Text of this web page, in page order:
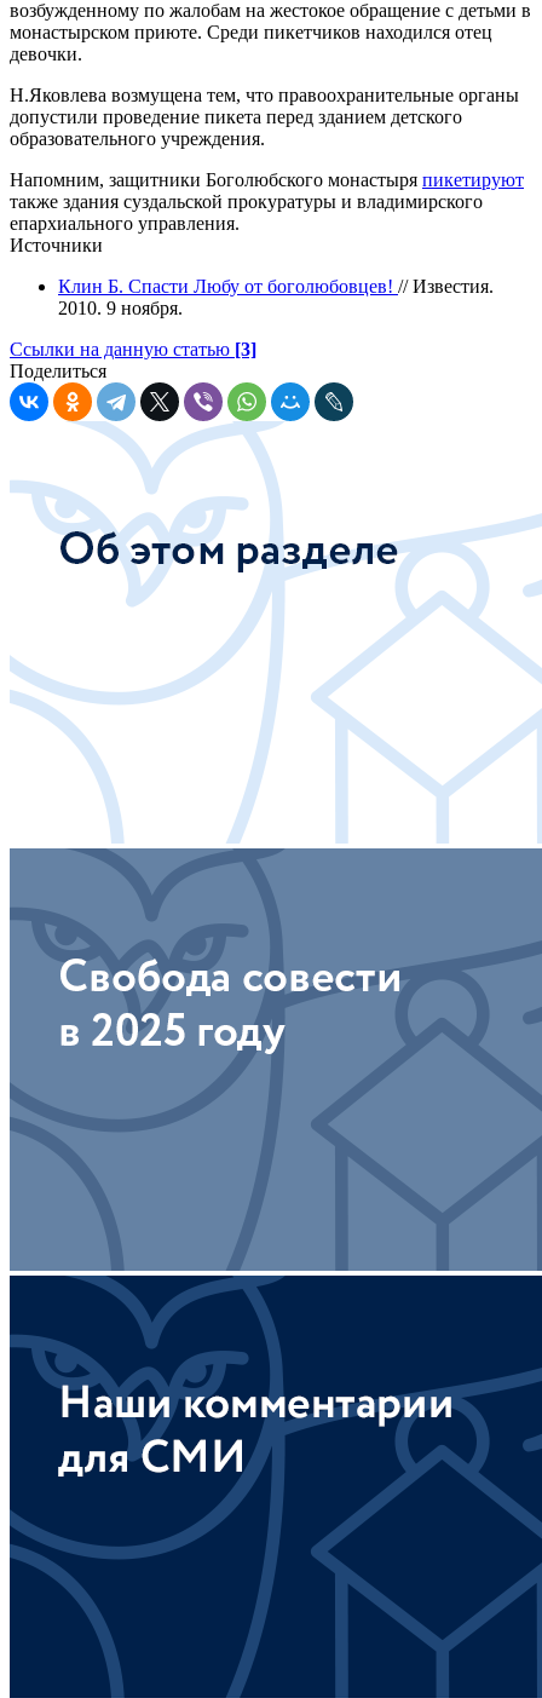
возбужденному по жалобам на жестокое обращение с детьми в
монастырском приюте. Среди пикетчиков находился отец
девочки.
Н.Яковлева возмущена тем, что правоохранительные органы
допустили проведение пикета перед зданием детского
образовательного учреждения.
Напомним, защитники Боголюбского монастыря пикетируют
также здания суздальской прокуратуры и владимирского
епархиального управления.
Источники
Клин Б. Спасти Любу от боголюбовцев! // Известия.
2010. 9 ноября.
Ссылки на данную статью [3]
Поделиться